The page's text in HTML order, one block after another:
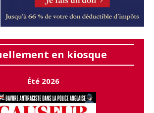
en kiosque
Été 2026